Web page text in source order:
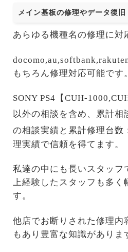
メイン基板の修理やデータ復旧
あらゆる機種名の修理に対
もちろん修理対応可能です。
SONY PS4【CUH-
以外の相談を含め、累計相
の相談実績と累計修理台数
理実績で信頼を得てます。
私達の中にも長いスタッフ
上経験したスタッフも多く
す。
他店でお断りされた修理内
もあり豊富な知識がありま